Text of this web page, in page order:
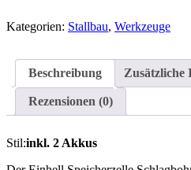
Kategorien: Stallbau, Werkzeuge
Beschreibung Zusätzliche
Rezensionen (0)
Stil:inkl. 2 Akkus